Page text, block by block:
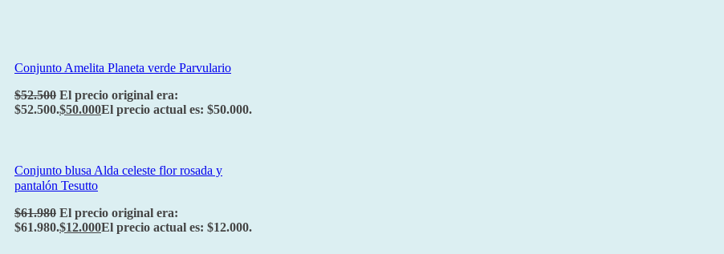
Conjunto Amelita Planeta verde Parvulario
$52.500 El precio original era:
$52.500.$50.000El precio actual es: $50.000.
Conjunto blusa Alda celeste flor rosada y
pantalón Tesutto
$61.980 El precio original era:
$61.980.$12.000El precio actual es: $12.000.